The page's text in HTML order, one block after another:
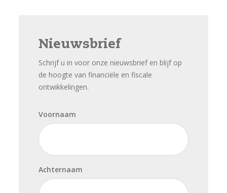
Nieuwsbrief
Schrijf u in voor onze nieuwsbrief en blijf op
de hoogte van financiële en fiscale
ontwikkelingen.
Voornaam
Achternaam